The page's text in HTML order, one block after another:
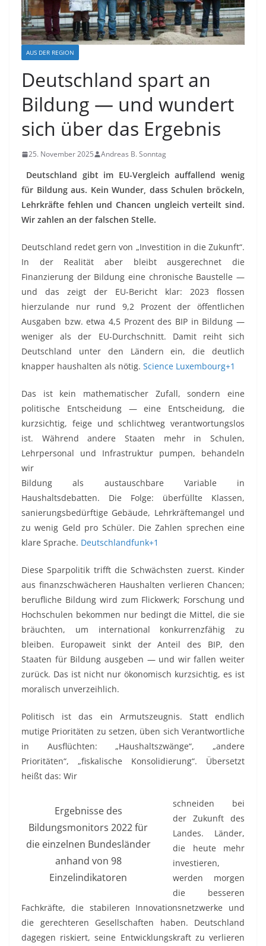
AUS DER REGION
Deutschland spart an
Bildung — und wundert
sich über das Ergebnis
25. November 2025 Andreas B. Sonntag
Deutschland gibt im EU-Vergleich auffallend wenig
für Bildung aus. Kein Wunder, dass Schulen bröckeln,
Lehrkräfte fehlen und Chancen ungleich verteilt sind.
Wir zahlen an der falschen Stelle.
Deutschland redet gern von „Investition in die Zukunft“.
In der Realität aber bleibt ausgerechnet die
Finanzierung der Bildung eine chronische Baustelle —
und das zeigt der EU-Bericht klar: 2023 flossen
hierzulande nur rund 9,2 Prozent der öffentlichen
Ausgaben bzw. etwa 4,5 Prozent des BIP in Bildung —
weniger als der EU-Durchschnitt. Damit reiht sich
Deutschland unter den Ländern ein, die deutlich
knapper haushalten als nötig. Science Luxembourg+1
Das ist kein mathematischer Zufall, sondern eine
politische Entscheidung — eine Entscheidung, die
kurzsichtig, feige und schlichtweg verantwortungslos
ist. Während andere Staaten mehr in Schulen,
Lehrpersonal und Infrastruktur pumpen, behandeln
wir
Bildung als austauschbare Variable in
Haushaltsdebatten. Die Folge: überfüllte Klassen,
sanierungsbedürftige Gebäude, Lehrkräftemangel und
zu wenig Geld pro Schüler. Die Zahlen sprechen eine
klare Sprache. Deutschlandfunk+1
Diese Sparpolitik trifft die Schwächsten zuerst. Kinder
aus finanzschwächeren Haushalten verlieren Chancen;
berufliche Bildung wird zum Flickwerk; Forschung und
Hochschulen bekommen nur bedingt die Mittel, die sie
bräuchten, um international konkurrenzfähig zu
bleiben. Europaweit sinkt der Anteil des BIP, den
Staaten für Bildung ausgeben — und wir fallen weiter
zurück. Das ist nicht nur ökonomisch kurzsichtig, es ist
moralisch unverzeihlich.
Politisch ist das ein Armutszeugnis. Statt endlich
mutige Prioritäten zu setzen, üben sich Verantwortliche
in Ausflüchten: „Haushaltszwänge“, „andere
Prioritäten“, „fiskalische Konsolidierung“. Übersetzt
heißt das: Wir
Ergebnisse des
Bildungsmonitors 2022 für
die einzelnen Bundesländer
anhand von 98
Einzelindikatoren
schneiden bei
der Zukunft des
Landes. Länder,
die heute mehr
investieren,
werden morgen
die besseren
Fachkräfte, die stabileren Innovationsnetzwerke und
die gerechteren Gesellschaften haben. Deutschland
dagegen riskiert, seine Entwicklungskraft zu verlieren